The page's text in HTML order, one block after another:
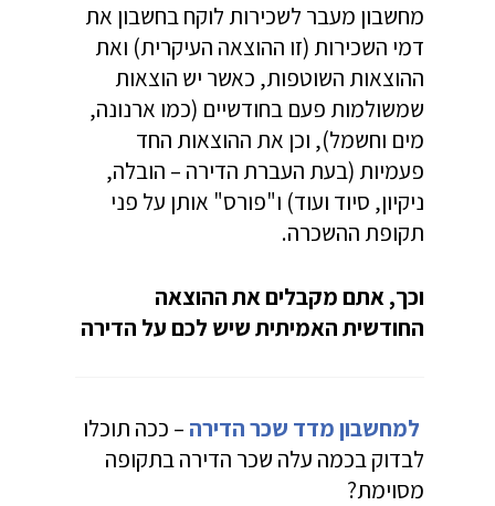
מחשבון מעבר לשכירות לוקח בחשבון את
דמי השכירות (זו ההוצאה העיקרית) ואת
ההוצאות השוטפות, כאשר יש הוצאות
שמשולמות פעם בחודשיים (כמו ארנונה,
מים וחשמל), וכן את ההוצאות החד
פעמיות (בעת העברת הדירה – הובלה,
ניקיון, סיוד ועוד) ו"פורס" אותן על פני
תקופת ההשכרה.
וכך, אתם מקבלים את ההוצאה
החודשית האמיתית שיש לכם על הדירה
למחשבון מדד שכר הדירה – ככה תוכלו
לבדוק בכמה עלה שכר הדירה בתקופה
מסוימת?